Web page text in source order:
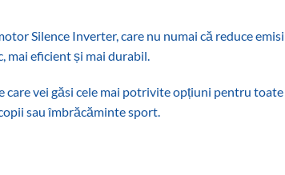
Silence Inverter, care nu numai că reduce
mai eficient și mai durabil.
care vei găsi cele mai potrivite opțiuni pentru
sau îmbrăcăminte sport.